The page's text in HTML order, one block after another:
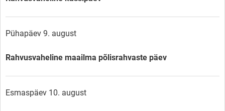
Pühapäev 9. august
Rahvusvaheline maailma põlisrahvaste päev
Esmaspäev 10. august